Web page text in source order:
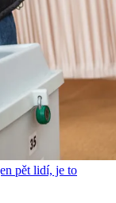
pět lidí, je to